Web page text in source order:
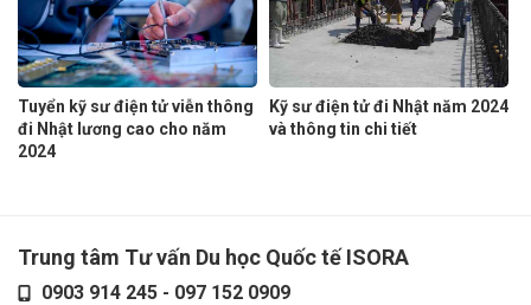
Tuyển kỹ sư điện tử viễn thông
đi Nhật lương cao cho năm
2024
Kỹ sư điện tử đi Nhật năm 2024
và thông tin chi tiết
Trung tâm Tư vấn Du học Quốc tế ISORA
0903 914 245- 097 152 0909